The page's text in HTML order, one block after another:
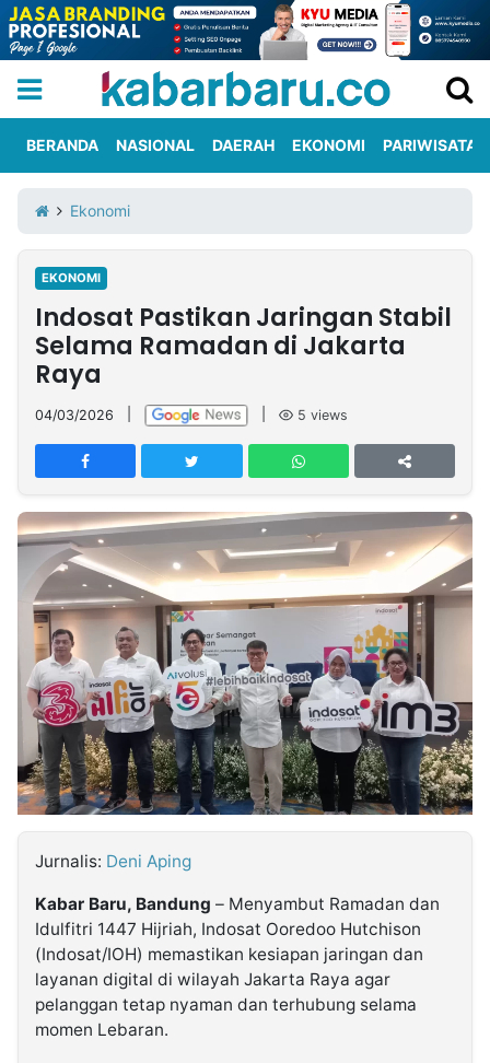
Iklan
Berita
Kami
Nasional
International
Olahraga
Entertainment
Daerah
Pariwisata
Kuliner
Kolom
Network
PT
TREETAN
INDONESIA
Partner
Insight
NTB
Suara
Time
Lens
IDN
Daily
Jogja
Jalan
Rakyat
Idealita
News
Kita
Notice
Dinamikapost.com
Radar
Baru
Seedbacklink
Follow
Kabarbaru
BERANDA NASIONAL DAERAH EKONOMI PARIWISATA
Ekonomi
EKONOMI
Indosat Pastikan Jaringan Stabil
Selama Ramadan di Jakarta
Raya
04/03/2026 5 views
Jurnalis: Deni Aping
Kabar Baru, Bandung – Menyambut Ramadan dan
Idulfitri 1447 Hijriah, Indosat Ooredoo Hutchison
(Indosat/IOH) memastikan kesiapan jaringan dan
layanan digital di wilayah Jakarta Raya agar
pelanggan tetap nyaman dan terhubung selama
momen Lebaran.